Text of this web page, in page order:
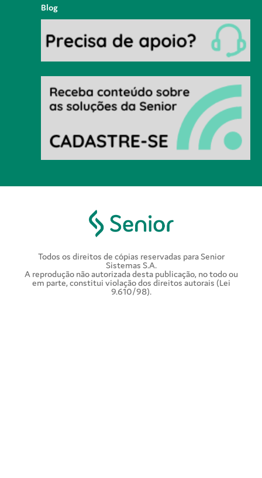
Blog
Todos os direitos de cópias reservadas para Senior
Sistemas S.A.
A reprodução não autorizada desta publicação, no todo ou
em parte, constitui violação dos direitos autorais (Lei
9.610/98).